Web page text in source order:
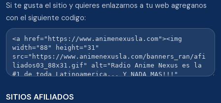
Si te gusta el sitio y quieres enlazarnos a tu web agreganos
con el siguiente codigo:
SITIOS AFILIADOS